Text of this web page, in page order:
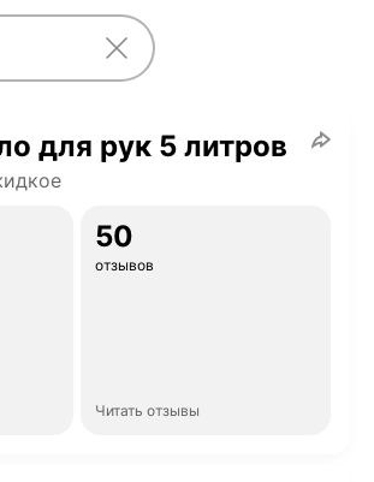
для рук 5 литров
50
отзывов
Читать отзывы